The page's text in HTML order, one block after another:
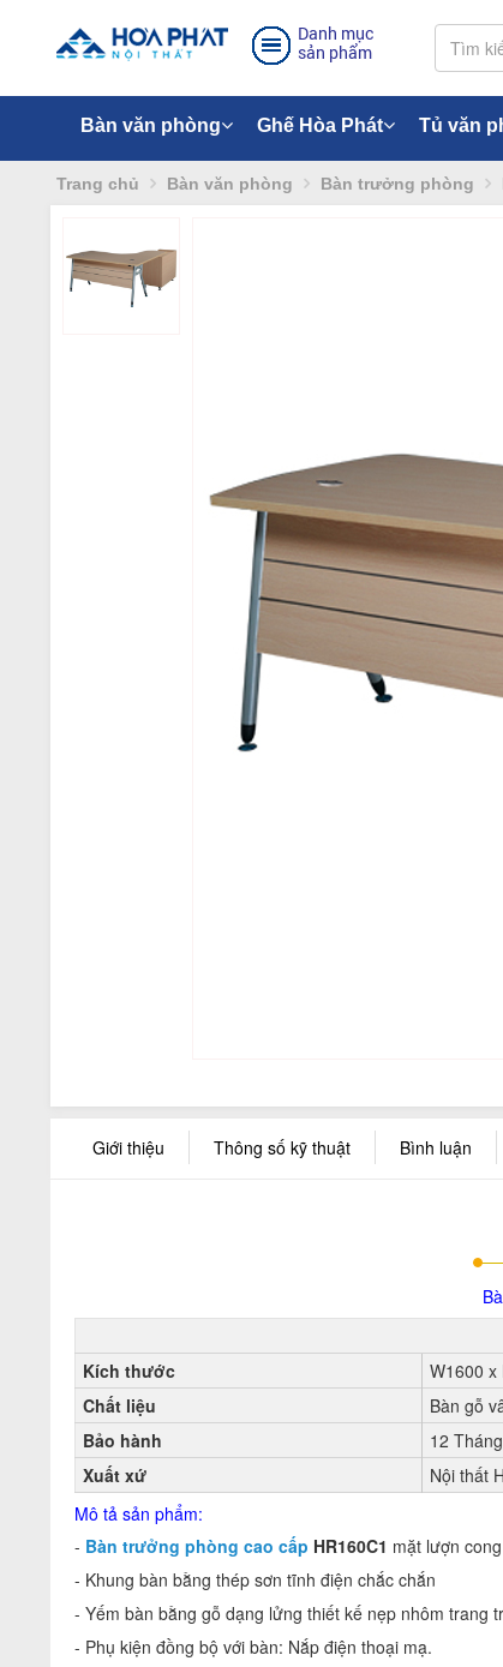
Danh mục
sản phẩm
Bàn văn phòng Ghế Hòa Phát Tủ văn
Trang chủ Bàn văn phòng Bàn trưởng phòng
Giới thiệu Thông số kỹ thuật Bình luận
Kích thước
W1600 x
Chất liệu
Bàn gỗ
Bảo hành
12 Tháng
Xuất xứ
Nội thất
Mô tả sản phẩm:
- Bàn trưởng phòng cao cấp HR160C1 mặt lượn
- Khung bàn bằng thép sơn tĩnh điện chắc chắn
- Yếm bàn bằng gỗ dạng lửng thiết kế nẹp nhôm trang
- Phụ kiện đồng bộ với bàn: Nắp điện thoại mạ.